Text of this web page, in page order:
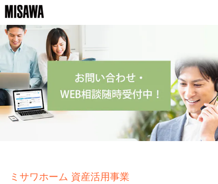
ミサワホーム 資産活用事業